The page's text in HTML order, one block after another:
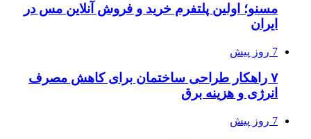
مسنو؛ اولین پلتفرم خرید و فروش آنلاین مس در
ایران
7 روز پیش
۷ راهکار طراحی ساختمان برای کاهش مصرف
انرژی و هزینه برق
7 روز پیش